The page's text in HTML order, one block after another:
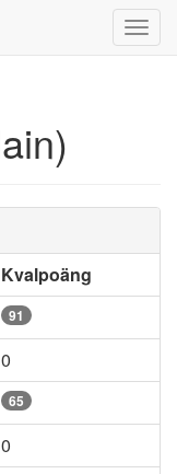
Kvalpoäng
91
0
65
0